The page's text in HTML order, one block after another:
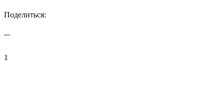
Поделиться:
1